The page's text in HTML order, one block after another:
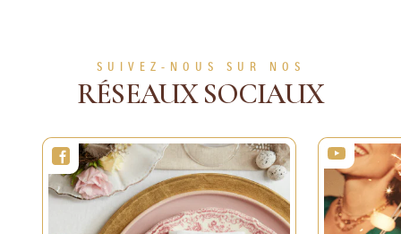
SUIVEZ-NOUS SUR NOS
RÉSEAUX SOCIAUX